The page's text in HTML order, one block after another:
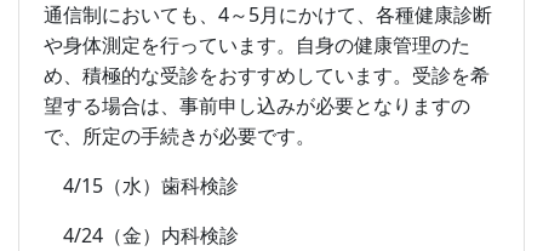
通信制においても、4～5月にかけて、各種健康診断
や身体測定を行っています。自身の健康管理のた
め、積極的な受診をおすすめしています。受診を希
望する場合は、事前申し込みが必要となりますの
で、所定の手続きが必要です。
4/15（水）歯科検診
4/24（金）内科検診